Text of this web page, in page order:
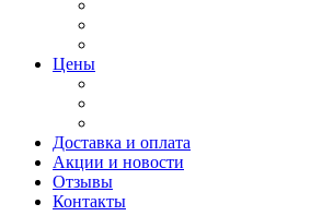
Цены
Доставка и оплата
Акции и новости
Отзывы
Контакты